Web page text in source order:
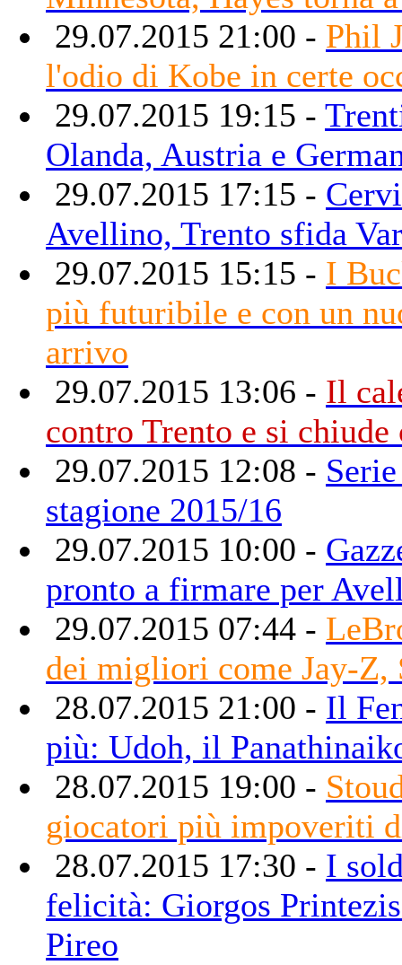
29.07.2015 21:00 - Phil
l'odio di Kobe in certe
29.07.2015 19:15 -
Olanda, Austria e
29.07.2015 17:15 -
Avellino, Trento sfida
29.07.2015 15:15 - I
più futuribile e con un
arrivo
29.07.2015 13:06 - Il
contro Trento e si chiude
29.07.2015 12:08 -
stagione 2015/16
29.07.2015 10:00 -
pronto a firmare per
29.07.2015 07:44 -
dei migliori come Jay-Z,
28.07.2015 21:00 - Il
più: Udoh, il
28.07.2015 19:00 -
giocatori più impoveriti
28.07.2015 17:30 - I
felicità: Giorgos
Pireo